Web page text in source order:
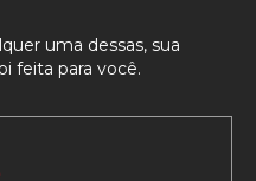
uma dessas, sua
feita para você.